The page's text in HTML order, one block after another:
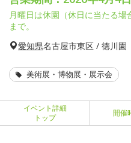
月曜日は休園（休日に当たる
まで。
愛知県名古屋市東区 / 徳川園
美術展・博物展・展示会
イベント詳細
トップ
開催